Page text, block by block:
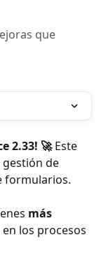
que
2.33! 🚀 Este
gestión de
formularios.
más
en los procesos